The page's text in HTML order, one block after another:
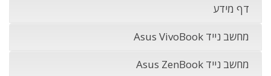
דף מידע
מחשב נייד Asus VivoBook
מחשב נייד Asus ZenBook